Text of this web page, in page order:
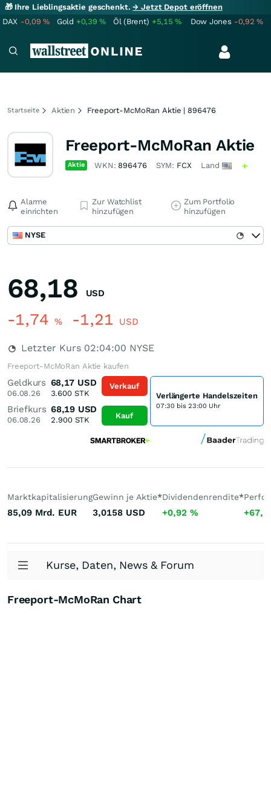
🎁 Ihre Lieblingsaktie geschenkt.→ Jetzt Depot eröffnen
DAX -0,09% Gold +0,39% Öl (Brent) +5,15% Dow Jones -0,92%
Startseite Aktien Freeport-McMoRan Aktie | 896476
Freeport-McMoRan Aktie
Aktie WKN: 896476 SYM: FCX Land
Alarme
einrichten
Zur Watchlist
hinzufügen
Zum Portfolio
hinzufügen
NYSE
68,18 USD
-1,74 % -1,21 USD
Letzter Kurs 02:04:00 NYSE
Freeport-McMoRan Aktie kaufen
Geldkurs
06.08.26
68,17 USD
3.600STK
Briefkurs
06.08.26
68,19 USD
2.900STK
Verkauf
Kauf
Verlängerte Handelszeiten
07:30 bis 23:00 Uhr
Marktkapitalisierung
85,09 Mrd. EUR
Gewinn je Aktie*
3,0158 USD
Dividendenrendite*
+0,92 %
Kurse, Daten, News & Forum
Freeport-McMoRan Chart